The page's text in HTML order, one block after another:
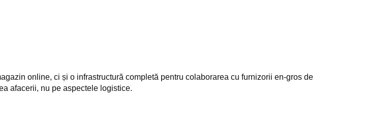
online, ci și o infrastructură completă pentru colaborarea cu furnizorii en-gros de
afacerii, nu pe aspectele logistice.